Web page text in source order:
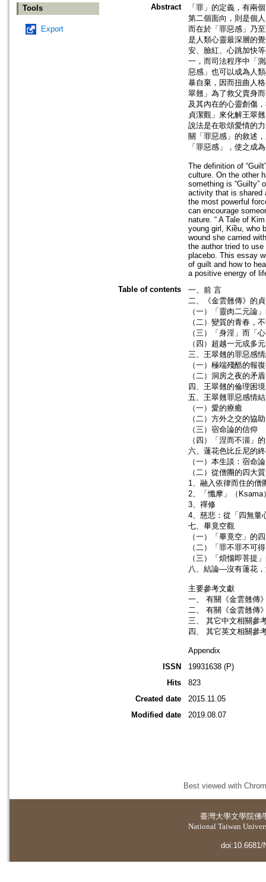
Tools
Export
Abstract
「罪」的定義，有兩
第二個面向，則是個
而在於「罪惡感」乃
是人類心靈最深層的
安、臉紅、心跳加快
一，而司法程序中「
惡感」也可以成為人
暴自棄，因而扭曲人
翠翹」為了救父賣身
及其內在的心靈創傷
貞潔觀」來化解王翠
說法是在歌頌愛情的
關「罪惡感」的敘述
「罪惡感」，使之成
The definition of
culture. On the other
something is “Guilty”
activity that is shared
the most powerful
can encourage
nature. “ A Tale of
young girl, Kiều, who
wound she carried
the author tried to
placebo. This essay
of guilt and how to
a positive energy of
Table of contents
一、前 言
二、《金雲翹傳》的
（一）「靈肉二元論
（二）變質的青春，
（三）「身淫」而「
（四）超越一元或多
三、王翠翹的罪惡感
（一）極端殘酷的報
（二）洞房之夜的矛盾
四、王翠翹的倫理困境
五、王翠翹罪惡感情
（一）愛的療癒
（二）方外之交的協助
（三）宿命論的信仰
（四）「涅而不淄」
六、蓮花色比丘尼的
（一）本生談：宿命論
（二）從僧團的四大
1、融入依律而住的僧
2、「懺摩」（Ksama
3、禪修
4、慈悲：從「四無量
七、畢竟空觀
（一）「畢竟空」的
（二）「罪不罪不可
（三）「煩惱即菩提
八、結論—沒有蓮花
主要參考文獻
一、 有關《金雲翹傳
二、 有關《金雲翹傳
三、 其它中文相關參
四、 其它英文相關參
Appendix
ISSN
19931638 (P)
Hits
823
Created date
2015.11.05
Modified date
2019.08.07
Best viewed with
臺灣大學文學院佛
National Taiwan
doi:10.6681/